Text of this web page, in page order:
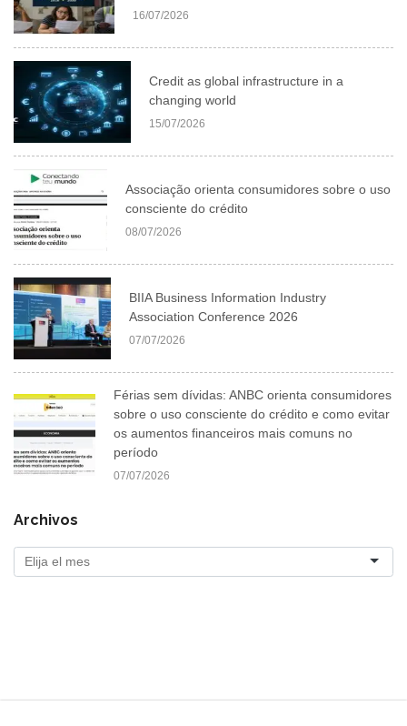
16/07/2026
Credit as global infrastructure in a
changing world
15/07/2026
Associação orienta consumidores sobre o uso
consciente do crédito
08/07/2026
BIIA Business Information Industry
Association Conference 2026
07/07/2026
Férias sem dívidas: ANBC orienta consumidores
sobre o uso consciente do crédito e como evitar
os aumentos financeiros mais comuns no
período
07/07/2026
Archivos